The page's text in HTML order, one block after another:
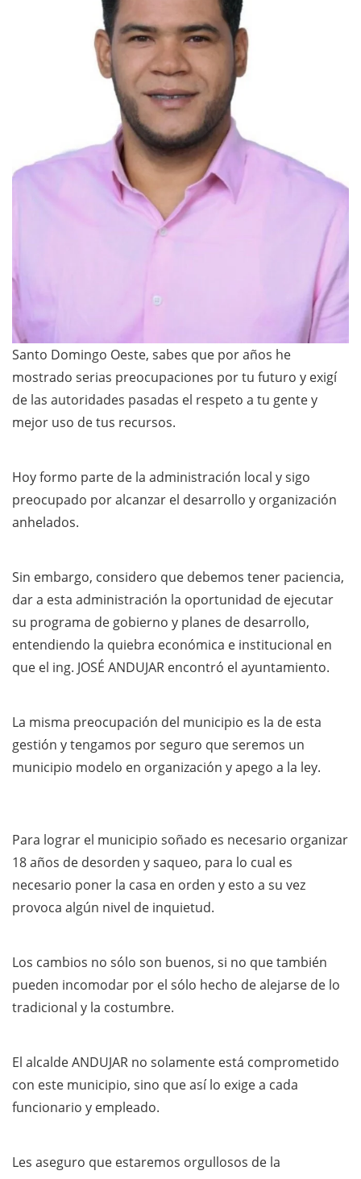
Santo Domingo Oeste, sabes que por años he
mostrado serias preocupaciones por tu futuro y exigí
de las autoridades pasadas el respeto a tu gente y
mejor uso de tus recursos.
Hoy formo parte de la administración local y sigo
preocupado por alcanzar el desarrollo y organización
anhelados.
Sin embargo, considero que debemos tener paciencia,
dar a esta administración la oportunidad de ejecutar
su programa de gobierno y planes de desarrollo,
entendiendo la quiebra económica e institucional en
que el ing. JOSÉ ANDUJAR encontró el ayuntamiento.
La misma preocupación del municipio es la de esta
gestión y tengamos por seguro que seremos un
municipio modelo en organización y apego a la ley.
Para lograr el municipio soñado es necesario organizar
18 años de desorden y saqueo, para lo cual es
necesario poner la casa en orden y esto a su vez
provoca algún nivel de inquietud.
Los cambios no sólo son buenos, si no que también
pueden incomodar por el sólo hecho de alejarse de lo
tradicional y la costumbre.
El alcalde ANDUJAR no solamente está comprometido
con este municipio, sino que así lo exige a cada
funcionario y empleado.
Les aseguro que estaremos orgullosos de la